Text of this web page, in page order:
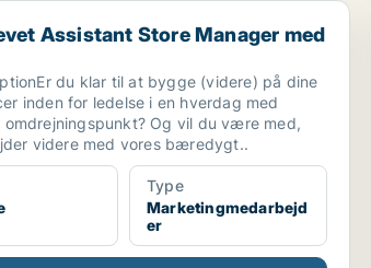
Store Manager med k...
Assistant Store Manager med
du klar til at bygge (videre) på dine
inden for ledelse i en hverdag med
omdrejningspunkt? Og vil du være med,
videre med vores bæredygt..
Type
Marketingmedarbejd
er